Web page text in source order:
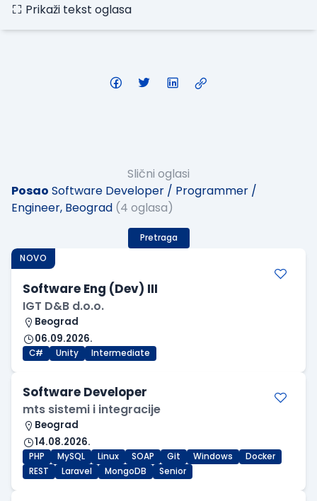
Prikaži tekst oglasa
Slični oglasi
Posao Software Developer / Programmer /
Engineer, Beograd (4 oglasa)
Pretraga
NOVO
Software Eng (Dev) III
IGT D&B d.o.o.
Beograd
06.09.2026.
C# Unity Intermediate
Software Developer
mts sistemi i integracije
Beograd
14.08.2026.
PHP MySQL Linux SOAP Git Windows
Docker
REST
Laravel MongoDB Senior